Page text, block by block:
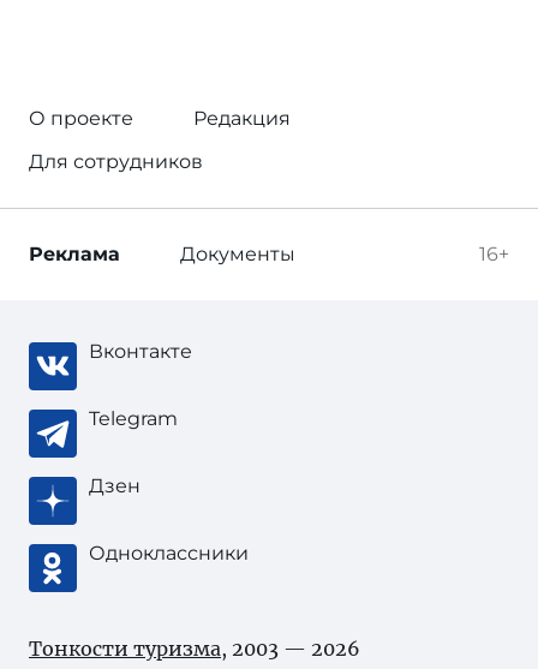
О проекте
Редакция
Для сотрудников
16+
Реклама Документы
Вконтакте
Telegram
Дзен
Одноклассники
Тонкости туризма, 2003 — 2026